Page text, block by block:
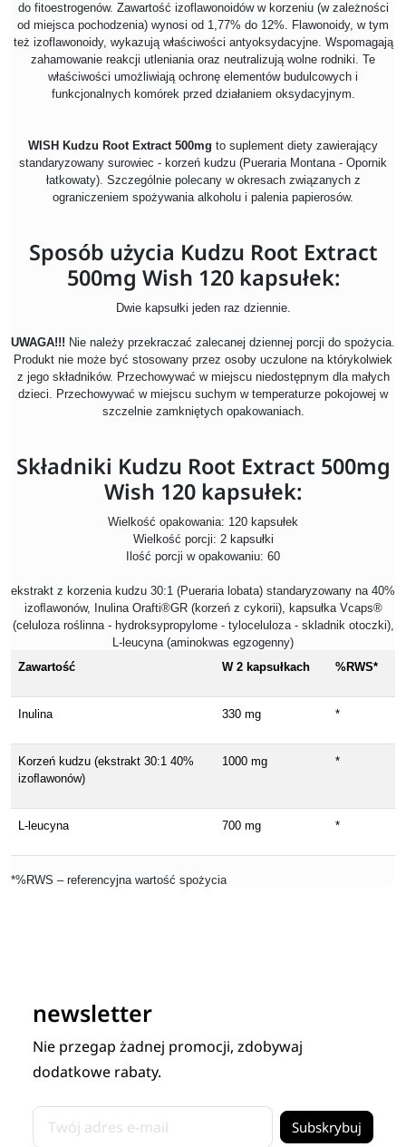
do fitoestrogenów. Zawartość izoflawonoidów w korzeniu (w zależności
od miejsca pochodzenia) wynosi od 1,77% do 12%. Flawonoidy, w tym
też izoflawonoidy, wykazują właściwości antyoksydacyjne. Wspomagają
zahamowanie reakcji utleniania oraz neutralizują wolne rodniki. Te
właściwości umożliwiają ochronę elementów budulcowych i
funkcjonalnych komórek przed działaniem oksydacyjnym.
WISH Kudzu Root Extract 500mg to suplement diety zawierający
standaryzowany surowiec - korzeń kudzu (Pueraria Montana - Opornik
łatkowaty). Szczególnie polecany w okresach związanych z
ograniczeniem spożywania alkoholu i palenia papierosów.
Sposób użycia Kudzu Root Extract
500mg Wish 120 kapsułek:
Dwie kapsułki jeden raz dziennie.
UWAGA!!! Nie należy przekraczać zalecanej dziennej porcji do spożycia.
Produkt nie może być stosowany przez osoby uczulone na którykolwiek
z jego składników. Przechowywać w miejscu niedostępnym dla małych
dzieci. Przechowywać w miejscu suchym w temperaturze pokojowej w
szczelnie zamkniętych opakowaniach.
Składniki Kudzu Root Extract 500mg
Wish 120 kapsułek:
Wielkość opakowania: 120 kapsułek
Wielkość porcji: 2 kapsułki
Ilość porcji w opakowaniu: 60
ekstrakt z korzenia kudzu 30:1 (Pueraria lobata) standaryzowany na 40%
izoﬂawonów, Inulina Orafti®GR (korzeń z cykorii), kapsułka Vcaps®
(celuloza roślinna - hydroksypropylome - tyloceluloza - skladnik otoczki),
L-leucyna (aminokwas egzogenny)
Zawartość
W 2 kapsułkach %RWS*
Inulina 330 mg *
Korzeń kudzu (ekstrakt 30:1 40%
izoﬂawonów)
1000 mg *
L-leucyna 700 mg *
*%RWS – referencyjna wartość spożycia
newsletter
Nie przegap żadnej promocji, zdobywaj
dodatkowe rabaty.